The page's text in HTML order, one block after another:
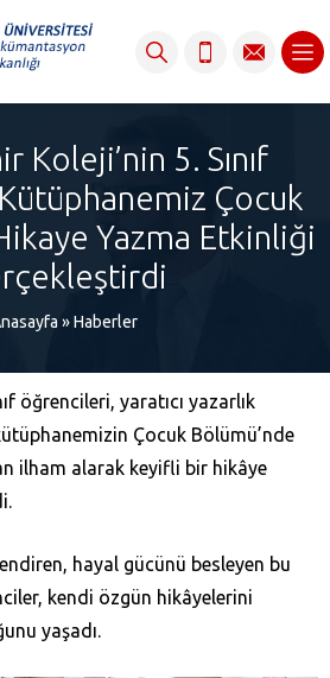
Koleji’nin 5. Sınıf
Çocuk
Yazma Etkinliği
»Haberler
öğrencileri, yaratıcı yazarlık
Çocuk Bölümü’nde
ilham alarak keyifli bir hikâye
hayal gücünü besleyen bu
kendi özgün hikâyelerini
yaşadı.